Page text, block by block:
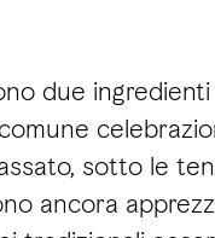
due
sotto le
ancora